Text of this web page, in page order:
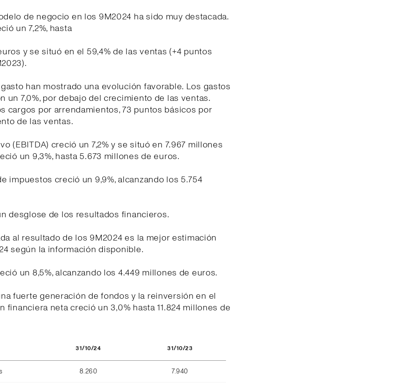
de negocio en los 9M2024 ha sido muy destacada.
un 7,2%, hasta
y se situó en el 59,4% de las ventas (+4 puntos
han mostrado una evolución favorable. Los gastos
un 7,0%, por debajo del crecimiento de las ventas.
cargos por arrendamientos, 73 puntos básicos por
de las ventas.
(EBITDA) creció un 7,2% y se situó en 7.967 millones
un 9,3%, hasta 5.673 millones de euros.
impuestos creció un 9,9%, alcanzando los 5.754
desglose de los resultados financieros.
al resultado de los 9M2024 es la mejor estimación
según la información disponible.
un 8,5%, alcanzando los 4.449 millones de euros.
fuerte generación de fondos y la reinversión en el
financiera neta creció un 3,0% hasta 11.824 millones de
31/10/24 31/10/23
8.260 7.940